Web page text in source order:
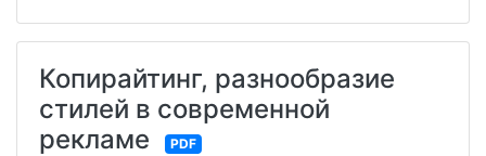
Копирайтинг, разнообразие
стилей в современной
рекламе
PDF